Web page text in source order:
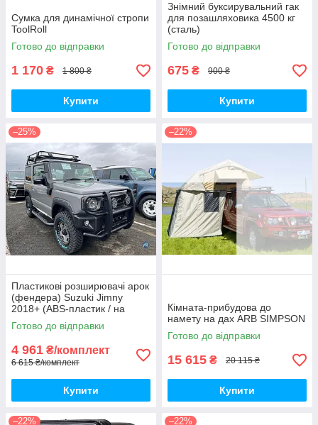
Сумка для динамічної стропи
ToolRoll
Готово до відправки
1 170 ₴ 1 800 ₴
Купити
Знімний буксирувальний гак
для позашляховика 4500 кг
(сталь)
Готово до відправки
675 ₴ 900 ₴
Купити
–25%
Пластикові розширювачі арок
(фендера) Suzuki Jimny
2018+ (ABS-пластик / на
скотчі 3М)
Готово до відправки
4 961 ₴/комплект
6 615 ₴/комплект
Купити
–22%
Кімната-прибудова до
намету на дах ARB SIMPSON
Готово до відправки
15 615 ₴ 20 115 ₴
Купити
–22% –22%